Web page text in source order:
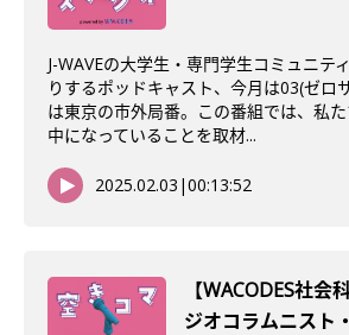
J-WAVEの大学生・専門学生コミュニテ
りするポッドキャスト、今月は03(ゼロ
は東京の市外局番。この番組では、私
中になっていることを取材...
2025.02.03 |00:13:52
【WACODES社
ジオコラムニスト